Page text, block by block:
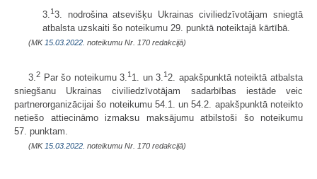
3. 13. nodrošina atsevišķu Ukrainas civiliedzīvotājam sniegtā
atbalsta uzskaiti šo noteikumu 29. punktā noteiktajā kārtībā.
(MK 15.03.2022. noteikumu Nr. 170 redakcijā)
3.2 Par šo noteikumu 3.1 1. un 3.12. apakšpunktā noteiktā atbalsta
sniegšanu Ukrainas civiliedzīvotājam sadarbības iestāde veic
partnerorganizācijai šo noteikumu 54.1. un 54.2. apakšpunktā noteikto
netiešo attiecināmo izmaksu maksājumu atbilstoši šo noteikumu
57. punktam.
(MK 15.03.2022. noteikumu Nr. 170 redakcijā)